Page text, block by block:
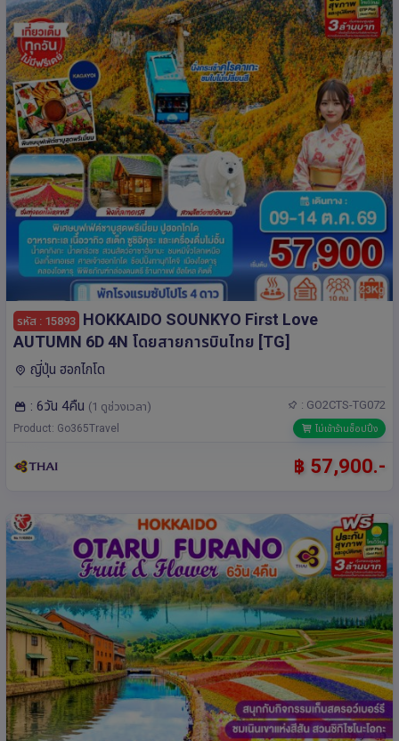
รหัส : 15893 HOKKAIDO SOUNKYO First Love
AUTUMN 6D 4N โดยสายการบินไทย [TG]
ญี่ปุ่น ฮอกไกโด
: 6วัน 4คืน (1 ดูช่วงเวลา) : GO2CTS-TG072
Product: Go365Travel ไม่เข้าร้านช็อปปิ้ง
฿ 57,900.-